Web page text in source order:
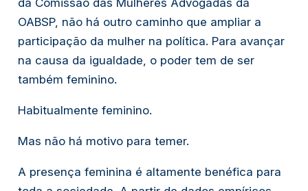
OABSP, não há outro caminho que ampliar a
participação da mulher na política. Para avançar
na causa da igualdade, o poder tem de ser
também feminino.
Habitualmente feminino.
Mas não há motivo para temer.
A presença feminina é altamente benéfica para